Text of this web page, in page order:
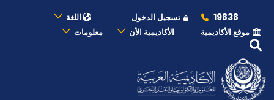
19838 تسجيل الدخول
اللغة
موقع الأكاديمية
الأكاديمية الأن معلومات